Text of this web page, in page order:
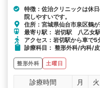
特徴：佐治クリニックは休
院しやすいです。
住所：宮城県仙台市泉区鶴
最寄り駅： 岩切駅 八乙女
アクセス：岩切駅から車で5
診療科目： 整形外科/内科/
整形外科 土曜日
診療時間 月 火